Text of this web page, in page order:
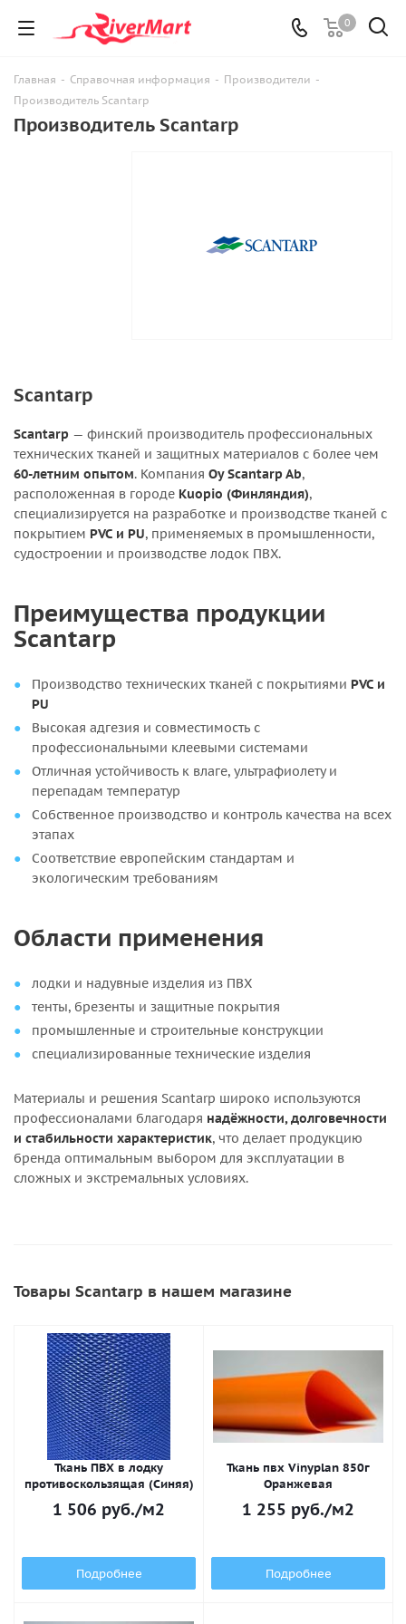
0
Главная - Справочная информация - Производители -
Производитель Scantarp
Производитель Scantarp
Scantarp
Scantarp — финский производитель профессиональных
технических тканей и защитных материалов с более чем
60-летним опытом. Компания Oy Scantarp Ab,
расположенная в городе Kuopio (Финляндия),
специализируется на разработке и производстве тканей с
покрытием PVC и PU, применяемых в промышленности,
судостроении и производстве лодок ПВХ.
Преимущества продукции
Scantarp
Производство технических тканей с покрытиями PVC и
PU
Высокая адгезия и совместимость с
профессиональными клеевыми системами
Отличная устойчивость к влаге, ультрафиолету и
перепадам температур
Собственное производство и контроль качества на всех
этапах
Соответствие европейским стандартам и
экологическим требованиям
Области применения
лодки и надувные изделия из ПВХ
тенты, брезенты и защитные покрытия
промышленные и строительные конструкции
специализированные технические изделия
Материалы и решения Scantarp широко используются
профессионалами благодаря надёжности, долговечности
и стабильности характеристик, что делает продукцию
бренда оптимальным выбором для эксплуатации в
сложных и экстремальных условиях.
Товары Scantarp в нашем магазине
Ткань ПВХ в лодку
противоскользящая (Синяя)
1 506 руб./м2
Подробнее
Ткань пвх Vinyplan 850г
Оранжевая
1 255 руб./м2
Подробнее